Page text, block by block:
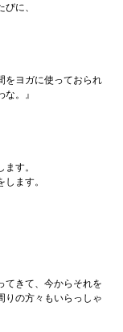
に、
をヨガに使っておられ
。』
す。
ます。
てきて、今からそれを
りの方々もいらっしゃ